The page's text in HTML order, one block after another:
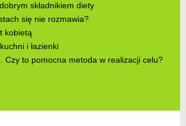
składnikiem diety
się nie rozmawia?
kobietą
i łazienki
Czy to pomocna metoda w realizacji celu?